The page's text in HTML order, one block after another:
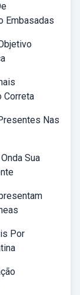
Embasadas
Correta
Nas
Sua
Por